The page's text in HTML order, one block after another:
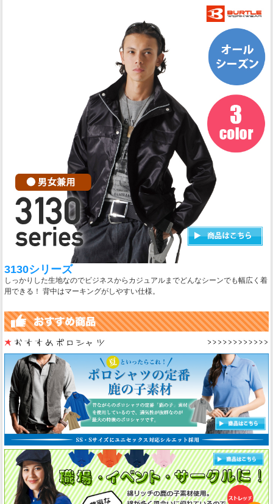
3130シリーズ
しっかりした生地なのでビジネスからカジュアルまでどんなシーンでも幅広く着
用できる！ 背中はマーキングがしやすい仕様。